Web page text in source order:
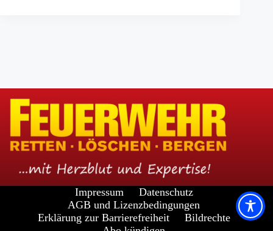
Impressum
Datenschutz
AGB und Lizenzbedingungen
Erklärung zur Barrierefreiheit
Bildrechte